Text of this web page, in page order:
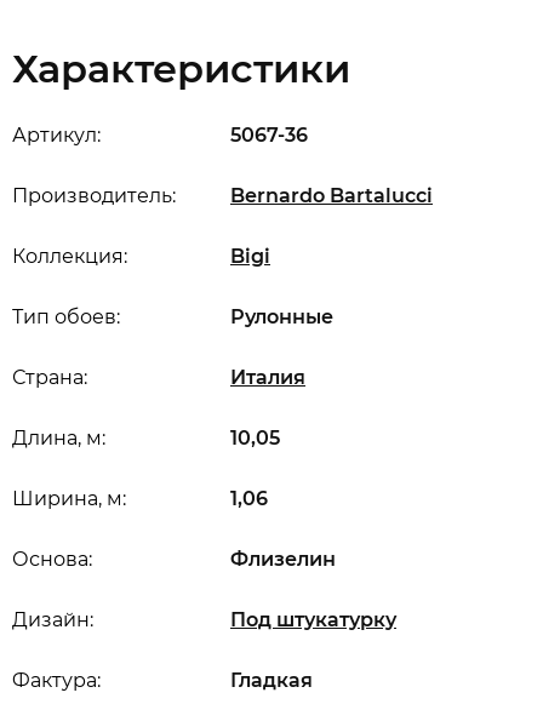
Характеристики
Артикул: 5067-36
Производитель: Bernardo Bartalucci
Коллекция: Bigi
Длина, м: 10,05
Ширина, м: 1,06
Дизайн: Под штукатурку
Основа: Флизелин
Страна: Италия
Тип обоев: Рулонные
Фактура: Гладкая